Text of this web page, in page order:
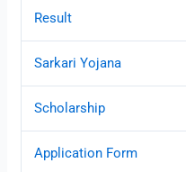
Result
Sarkari Yojana
Scholarship
Application Form